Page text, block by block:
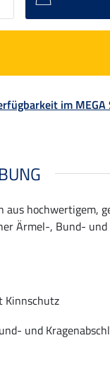
im MEGA
hochwertigem,
Ärmel-, Bund-
Kinnschutz
und